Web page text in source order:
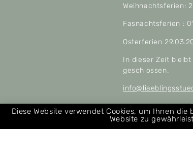
Weihnachtsferien:
Fasnachtsferien :
Osterferien
In dieser Zeit
geschlossen.
Allgemeine
Über uns
Diese Website verwendet Cookies, um Ihnen
Website zu